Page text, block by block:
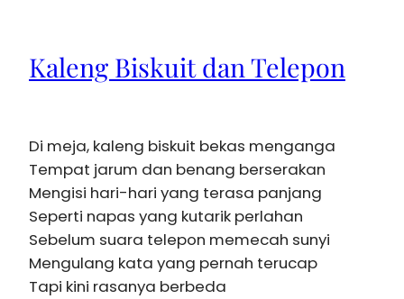
Kaleng Biskuit dan Telepon
Di meja, kaleng biskuit bekas menganga
Tempat jarum dan benang berserakan
Mengisi hari-hari yang terasa panjang
Seperti napas yang kutarik perlahan
Sebelum suara telepon memecah sunyi
Mengulang kata yang pernah terucap
Tapi kini rasanya berbeda